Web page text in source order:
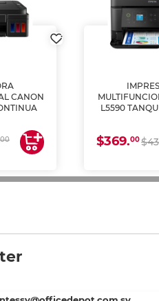
CANON
00
L5590
$369.00